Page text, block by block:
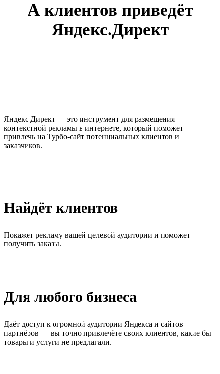
А клиентов приведёт
Яндекс.Директ
Яндекс Директ — это инструмент для размещения
контекстной рекламы в интернете, который поможет
привлечь на Турбо-сайт потенциальных клиентов и
заказчиков.
Найдёт клиентов
Покажет рекламу вашей целевой аудитории и поможет
получить заказы.
Для любого бизнеса
Даёт доступ к огромной аудитории Яндекса и сайтов
партнёров — вы точно привлечёте своих клиентов, какие бы
товары и услуги не предлагали.